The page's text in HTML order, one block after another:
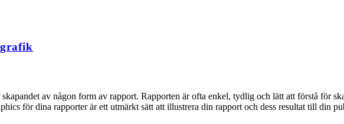
av någon form av rapport. Rapporten är ofta enkel, tydlig och lätt att förstå för
för dina rapporter är ett utmärkt sätt att illustrera din rapport och dess resultat till din